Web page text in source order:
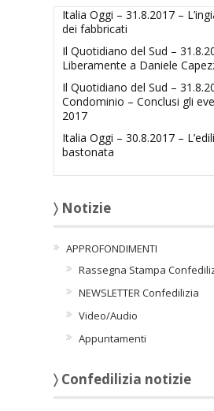
Italia Oggi – 31.8.2017 –
dei fabbricati
Il Quotidiano del Sud –
Liberamente a Daniele
Il Quotidiano del Sud –
Condominio – Conclusi gli
2017
Italia Oggi – 30.8.2017 –
bastonata
〉 Notizie
APPROFONDIMENTI
Rassegna Stampa
NEWSLETTER Confedilizia
Video/Audio
Appuntamenti
〉 Confedilizia notizie